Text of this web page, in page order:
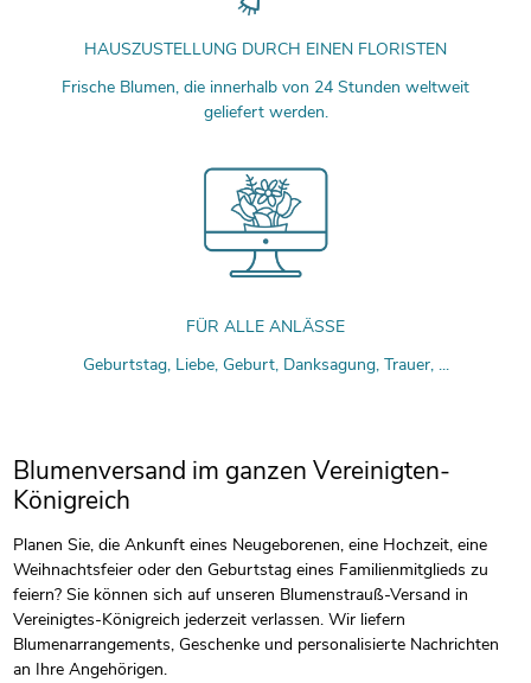
HAUSZUSTELLUNG DURCH EINEN FLORISTEN
Frische Blumen, die innerhalb von 24 Stunden weltweit
geliefert werden.
FÜR ALLE ANLÄSSE
Geburtstag, Liebe, Geburt, Danksagung, Trauer, ...
Blumenversand im ganzen Vereinigten-
Königreich
Planen Sie, die Ankunft eines Neugeborenen, eine Hochzeit, eine
Weihnachtsfeier oder den Geburtstag eines Familienmitglieds zu
feiern? Sie können sich auf unseren Blumenstrauß-Versand in
Vereinigtes-Königreich jederzeit verlassen. Wir liefern
Blumenarrangements, Geschenke und personalisierte Nachrichten
an Ihre Angehörigen.